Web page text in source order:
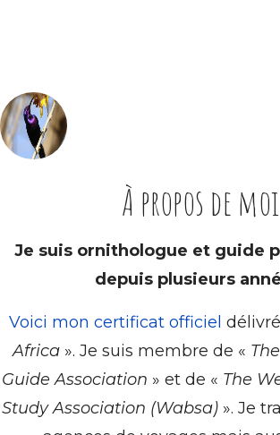
À propos de moi
Je suis ornithologue et guide
depuis plusieurs
Voici mon certificat officiel
Africa». Je suis membre de «
Guide Association » et de « The
Study Association (Wabsa) ». Je